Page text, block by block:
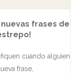
frases de
cuando alguien
frase,